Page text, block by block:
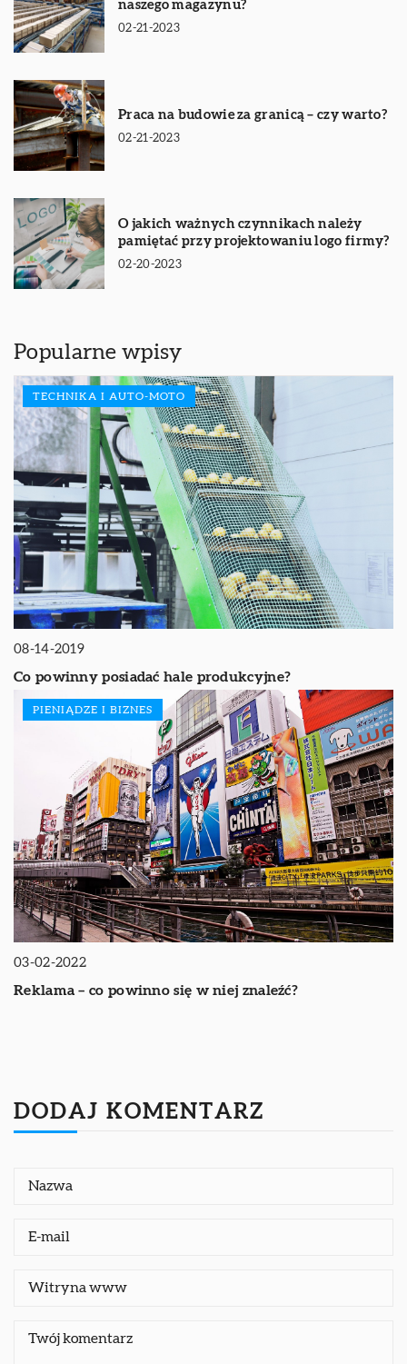
naszego magazynu?
02-21-2023
Praca na budowie za granicą – czy warto?
02-21-2023
O jakich ważnych czynnikach należy
pamiętać przy projektowaniu logo firmy?
02-20-2023
Popularne wpisy
TECHNIKA I AUTO-MOTO
08-14-2019
Co powinny posiadać hale produkcyjne?
PIENIĄDZE I BIZNES
03-02-2022
Reklama – co powinno się w niej znaleźć?
DODAJ KOMENTARZ